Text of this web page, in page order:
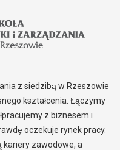
z siedzibą w Rzeszowie
kształcenia. Łączymy
z biznesem i
oczekuje rynek pracy.
kariery zawodowe, a